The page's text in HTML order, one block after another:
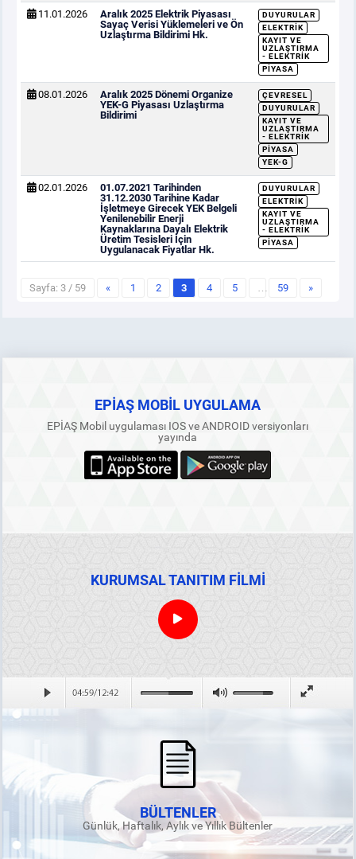
11.01.2026
Aralık 2025 Elektrik Piyasası
Sayaç Verisi Yüklemeleri ve Ön
Uzlaştırma Bildirimi Hk.
DUYURULAR
ELEKTRIK
KAYIT VE
UZLAŞTIRMA
- ELEKTRIK
PIYASA
08.01.2026
Aralık 2025 Dönemi Organize
YEK-G Piyasası Uzlaştırma
Bildirimi
ÇEVRESEL
DUYURULAR
KAYIT VE
UZLAŞTIRMA
- ELEKTRIK
PIYASA
YEK-G
02.01.2026
01.07.2021 Tarihinden
31.12.2030 Tarihine Kadar
İşletmeye Girecek YEK Belgeli
Yenilenebilir Enerji
Kaynaklarına Dayalı Elektrik
Üretim Tesisleri İçin
Uygulanacak Fiyatlar Hk.
DUYURULAR
ELEKTRIK
KAYIT VE
UZLAŞTIRMA
- ELEKTRIK
PIYASA
Sayfa: 3 / 59 « 1 2 3 4 5 … 59 »
EPİAŞ MOBİL UYGULAMA
EPİAŞ Mobil uygulaması IOS ve ANDROID versiyonları
yayında
KURUMSAL TANITIM FİLMİ
BÜLTENLER
Günlük, Haftalık, Aylık ve Yıllık Bültenler